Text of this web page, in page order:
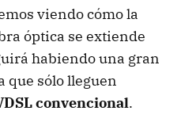
viendo cómo la
óptica se extiende
habiendo una gran
que sólo lleguen
convencional.